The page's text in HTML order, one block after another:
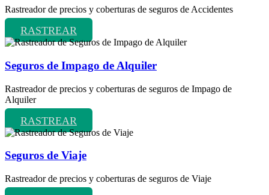
Rastreador de precios y coberturas de seguros de Accidentes
RASTREAR
Seguros de Impago de Alquiler
Rastreador de precios y coberturas de seguros de Impago de
Alquiler
RASTREAR
Seguros de Viaje
Rastreador de precios y coberturas de seguros de Viaje